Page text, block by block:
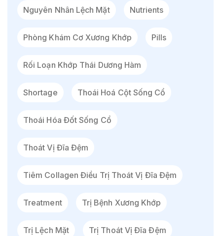
Nguyên Nhân Lệch Mặt Nutrients
Phòng Khám Cơ Xương Khớp Pills
Rối Loạn Khớp Thái Dương Hàm
Shortage Thoái Hoá Cột Sống Cổ
Thoái Hóa Đốt Sống Cổ
Thoát Vị Đĩa Đệm
Tiêm Collagen Điều Trị Thoát Vị Đĩa Đệm
Treatment Trị Bệnh Xương Khớp
Trị Lệch Mặt Trị Thoát Vị Đĩa Đệm